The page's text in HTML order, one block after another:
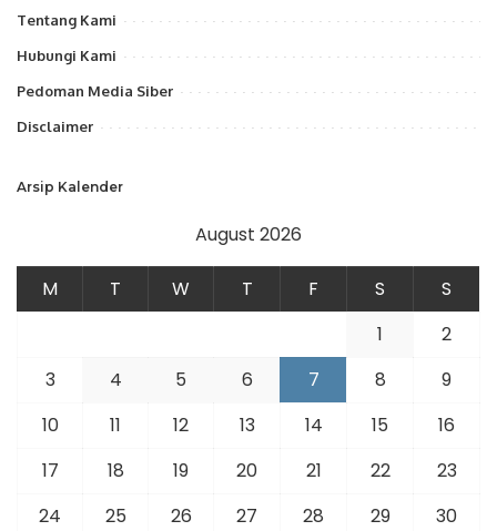
Tentang Kami
Hubungi Kami
Pedoman Media Siber
Disclaimer
Arsip Kalender
August 2026
M T W T F S
S
1
2
3
4 5 6 7 8
9
10
11 12 13 14 15
16
17
18 19 20 21 22
23
24
25 26 27 28 29
30